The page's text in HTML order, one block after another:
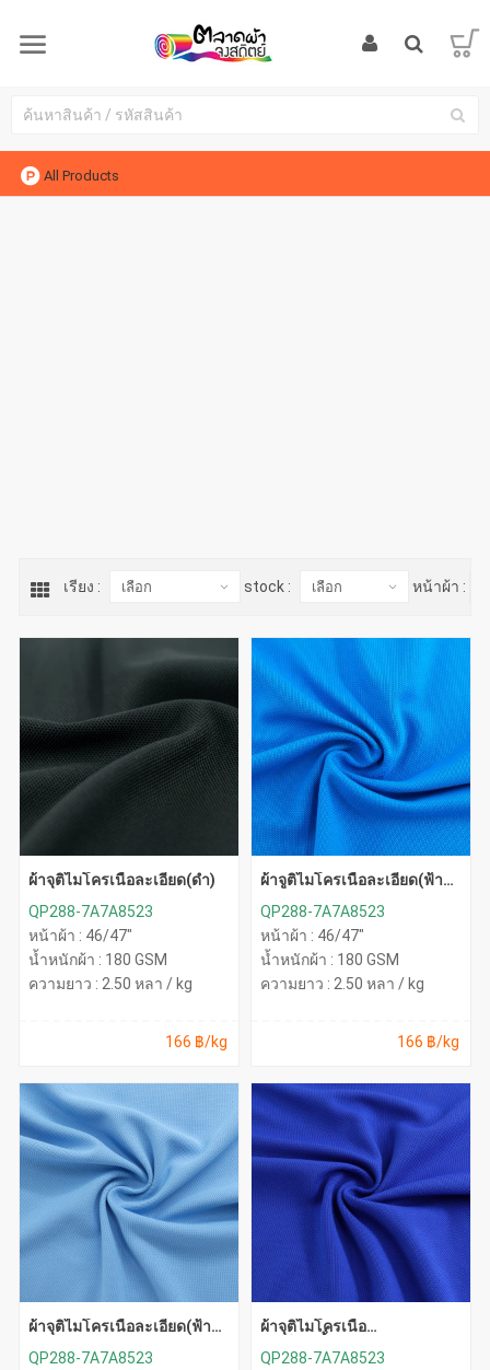
All Products
เรียง : stock : หน้าผ้า :
ผ้าจุติไมโครเนื้อละเอียด(ดำ)
QP288-7A7A8523
หน้าผ้า : 46/47"
น้ำหนักผ้า : 180 GSM
ความยาว : 2.50 หลา / kg
166 ฿/kg
ผ้าจูติไมโครเนื้อละเอียด(ฟ้า
QP288-7A7A8523
หน้าผ้า : 46/47"
น้ำหนักผ้า : 180 GSM
ความยาว : 2.50 หลา / kg
166 ฿/kg
ผ้าจุติไมโครเนื้อละเอียด(ฟ้า
QP288-7A7A8523
ผ้าจุติไมโครเนื้อ
QP288-7A7A8523